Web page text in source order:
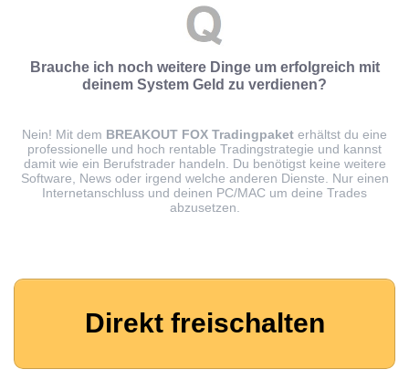
Brauche ich noch weitere Dinge um erfolgreich mit
deinem System Geld zu verdienen?
Nein! Mit dem BREAKOUT FOX Tradingpaket erhältst du eine
professionelle und hoch rentable Tradingstrategie und kannst
damit wie ein Berufstrader handeln. Du benötigst keine weitere
Software, News oder irgend welche anderen Dienste. Nur einen
Internetanschluss und deinen PC/MAC um deine Trades
abzusetzen.
Direkt freischalten